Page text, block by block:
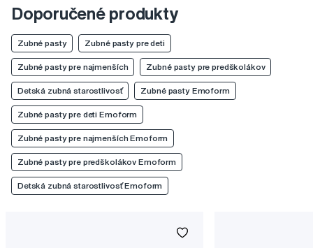
Doporučené produkty
Zubné pasty Zubné pasty pre deti
Zubné pasty pre najmenších Zubné pasty pre predškolákov
Detská zubná starostlivosť Zubné pasty Emoform
Zubné pasty pre deti Emoform
Zubné pasty pre najmenších Emoform
Zubné pasty pre predškolákov Emoform
Detská zubná starostlivosť Emoform